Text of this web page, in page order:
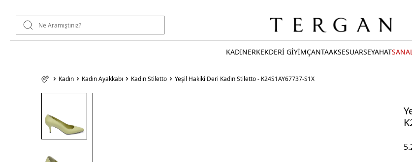
KADINERKEKDERİ GİYİMÇANTAAKSESUARSEYAHAT
Kadın Kadın Ayakkabı Kadın Stiletto Yeşil Hakiki Deri Kadın Stiletto - K24S1AY67737-S1X